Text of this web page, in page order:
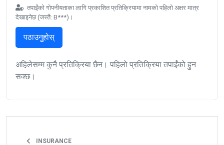
तपाईंको गोपनीयताका लागि प्रकाशित प्रतिक्रियामा नामको पहिलो अक्षर मात्र
देखाइनेछ (जस्तै: B***)।
पठाउनुहोस्
अहिलेसम्म कुनै प्रतिक्रिया छैन। पहिलो प्रतिक्रिया तपाईंको हुन
सक्छ।
INSURANCE